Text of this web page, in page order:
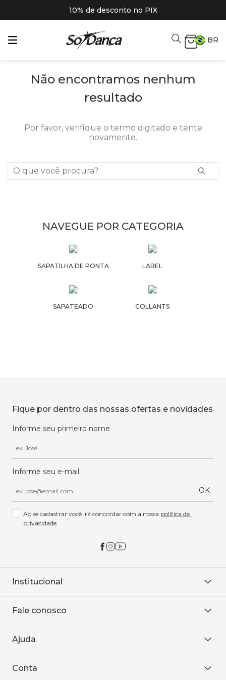
10% de desconto no PIX
BR
Não encontramos nenhum
resultado
Por favor, verifique o termo digitado e tente
novamente.
O que você procura?
NAVEGUE POR CATEGORIA
SAPATILHA DE PONTA LABEL
SAPATEADO COLLANTS
Fique por dentro das nossas ofertas e novidades
Informe seu primeiro nome
Informe seu e-mail
OK
Ao se cadastrar você irá concordar com a nossa política de
privacidade
Institucional
Onde encontrar
Baixe o APP
Fale conosco
WhatsApp
Ajuda
Política de entrega
Conta